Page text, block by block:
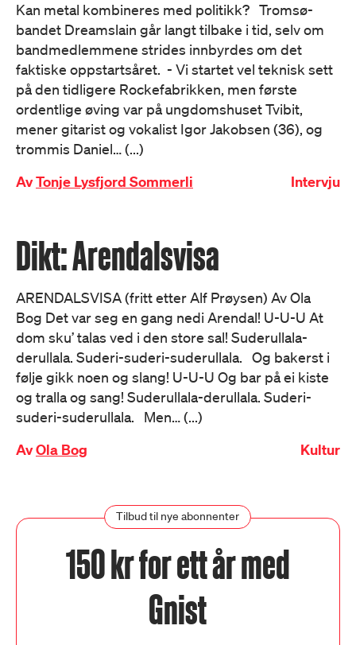
Kan metal kombineres med politikk? Tromsø-
bandet Dreamslain går langt tilbake i tid, selv om
bandmedlemmene strides innbyrdes om det
faktiske oppstartsåret. - Vi startet vel teknisk sett
på den tidligere Rockefabrikken, men første
ordentlige øving var på ungdomshuset Tvibit,
mener gitarist og vokalist Igor Jakobsen (36), og
trommis Daniel… (...)
AvTonje Lysfjord Sommerli Intervju
Dikt: Arendalsvisa
ARENDALSVISA (fritt etter Alf Prøysen) Av Ola
Bog Det var seg en gang nedi Arendal! U-U-U At
dom sku’ talas ved i den store sal! Suderullala-
derullala. Suderi-suderi-suderullala. Og bakerst i
følje gikk noen og slang! U-U-U Og bar på ei kiste
og tralla og sang! Suderullala-derullala. Suderi-
suderi-suderullala. Men… (...)
AvOla Bog Kultur
Tilbud til nye abonnenter
150 kr for ett år med
Gnist